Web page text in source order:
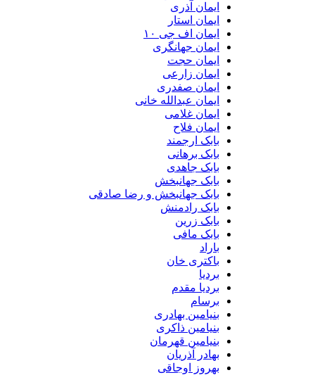
ایمان آذری
ایمان استار
ایمان اف جی ۱۰
ایمان جهانگری
ایمان حجت
ایمان زارعی
ایمان صفدری
ایمان عبدالله خانی
ایمان غلامی
ایمان فلاح
بابک ارجمند
بابک برهانی
بابک جاهدی
بابک جهانبخش
بابک جهانبخش و رضا صادقی
بابک رادمنش
بابک زرین
بابک مافی
باراد
باکتری خان
بردیا
بردیا مقدم
برسام
بنیامین بهادری
بنیامین ذاکری
بنیامین قهرمان
بهادر آذریان
بهروز اوجاقی